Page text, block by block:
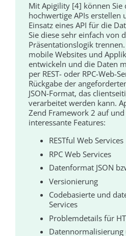
Mit Apigility [4] können Sie
hochwertige APIs erstellen
Einsatz eines API für die
Sie diese sehr einfach von
Präsentationslogik
mobile Websites und
entwickeln und die Daten
per REST- oder RPC-Web-
Rückgabe der
JSON-Format, das
verarbeitet werden kann.
Zend Framework 2 auf
interessante Features:
RESTful Web Services
RPC Web Services
Datenformat JSON
Versionierung
Codebasierte und
Services
Problemdetails für